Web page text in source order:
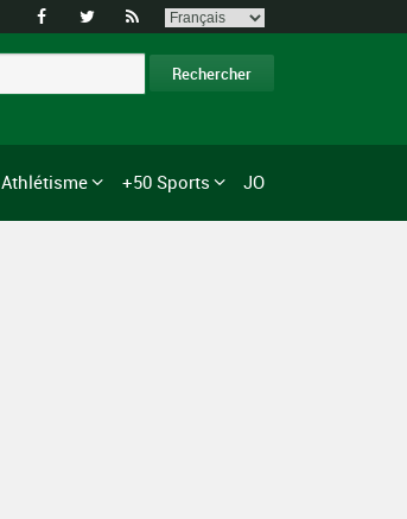
  
Athlétisme +50 Sports JO